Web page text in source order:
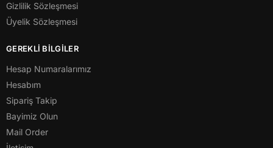
Gizlilik Sözleşmesi
Üyelik Sözleşmesi
GEREKLİ BİLGİLER
Hesap Numaralarımız
Hesabım
Sipariş Takip
Bayimiz Olun
Mail Order